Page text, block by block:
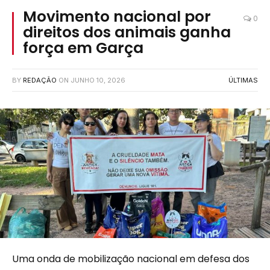
Movimento nacional por
direitos dos animais ganha
força em Garça
0
BY REDAÇÃO ON JUNHO 10, 2026 ÚLTIMAS
Uma onda de mobilização nacional em defesa dos